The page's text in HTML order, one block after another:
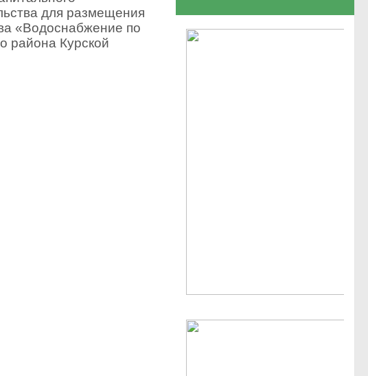
для размещения
«Водоснабжение по
района Курской